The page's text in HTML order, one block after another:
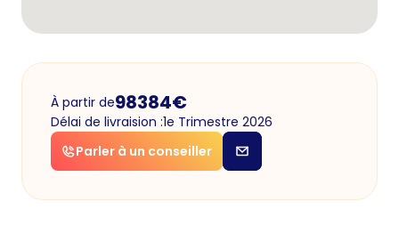
À partir de98384€
Délai de livraision :1e Trimestre 2026
Parler à un conseiller